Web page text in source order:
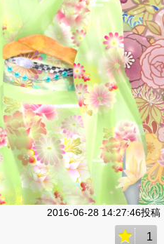
2016-06-28 14:27:46投稿
1